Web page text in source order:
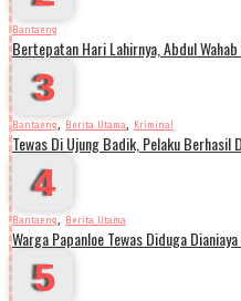
Bantaeng
Bertepatan Hari Lahirnya, Abdul Wahab
3
Bantaeng, Berita Utama, Kriminal
Tewas Di Ujung Badik, Pelaku Berhasil
4
Bantaeng, Berita Utama
Warga Papanloe Tewas Diduga Dianiaya
5